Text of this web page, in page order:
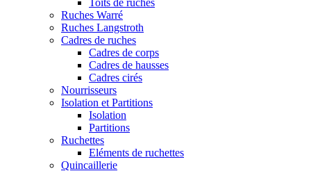
Ruches Warré
Ruches Langstroth
Cadres de ruches
Cadres de corps
Cadres de hausses
Cadres cirés
Nourrisseurs
Isolation et Partitions
Isolation
Partitions
Ruchettes
Eléments de ruchettes
Quincaillerie